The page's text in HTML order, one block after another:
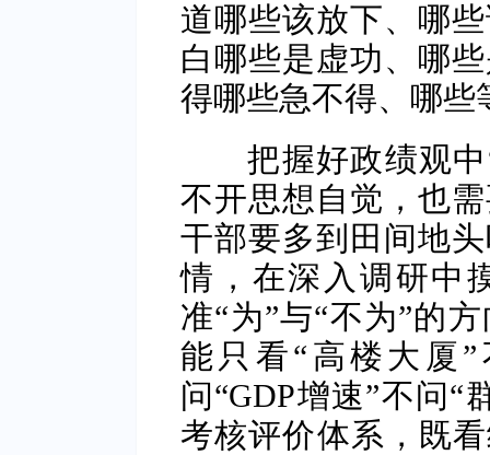
道哪些该放下、哪
白哪些是虚功、哪
得哪些急不得、哪些
把握好政绩观中“
不开思想自觉，也
干部要多到田间地
情，在深入调研中
准“为”与“不为”的
能只看“高楼大厦
问“GDP增速”不问“
考核评价体系，既